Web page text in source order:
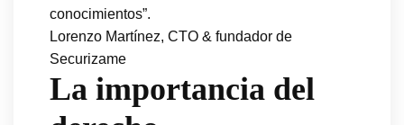
conocimientos”.
Lorenzo Martínez, CTO & fundador de
Securizame
La importancia del